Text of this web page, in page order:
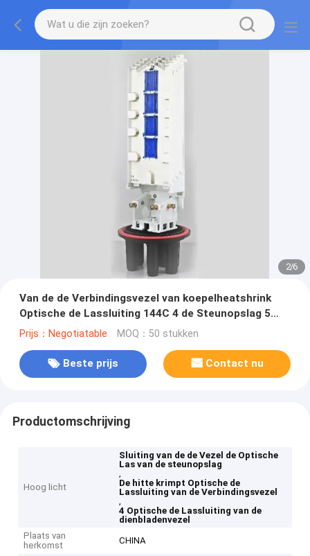
2/6
Van de de Verbindingsvezel van koepelheatshrink
Optische de Lassluiting 144C 4 de Steunopslag 5
van de Dienbladenmand Haven 6 7
Prijs：Negotiatable MOQ：50 stukken
Beste prijs Contact nu
Productomschrijving
Hoog licht
Sluiting van de de Vezel de Optische
Las van de steunopslag
,
De hitte krimpt Optische de
Lassluiting van de Verbindingsvezel
,
4 Optische de Lassluiting van de
dienbladenvezel
Plaats van
herkomst
CHINA